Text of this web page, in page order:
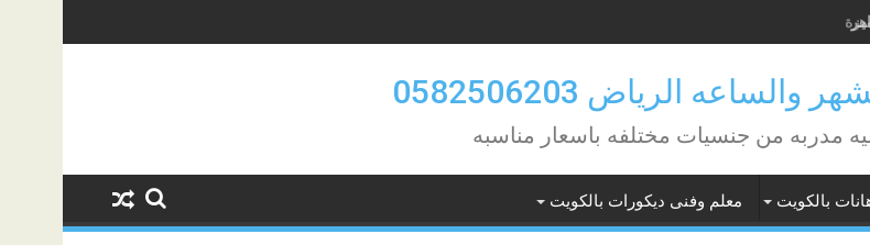
الرياض 0582506203
مدربه من جنسيات مختلفه باسعار مناسبه
بالكويت معلم وفنى ديكورات بالكويت